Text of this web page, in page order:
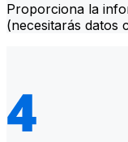
Proporciona la
(necesitarás datos